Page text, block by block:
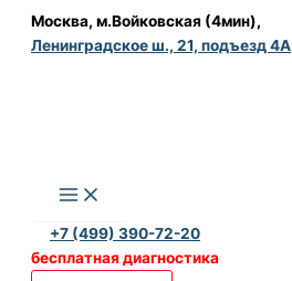
Перейти
Москва, м.Войковская (4мин),
Ленинградское ш., 21, подъезд 4А
+7 (499) 390-72-20
бесплатная диагностика